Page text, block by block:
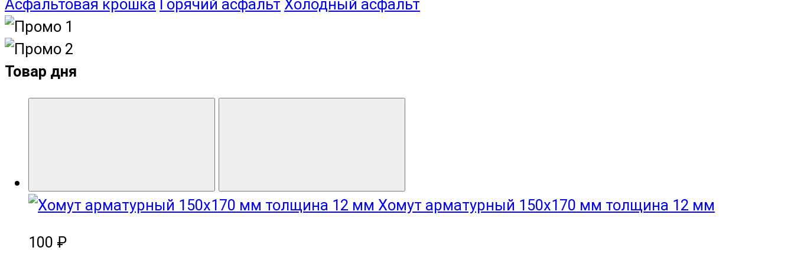
Асфальтовая крошка Горячий асфальт Холодный асфальт
Товар дня
Хомут арматурный 150x170 мм толщина 12 мм
100 ₽